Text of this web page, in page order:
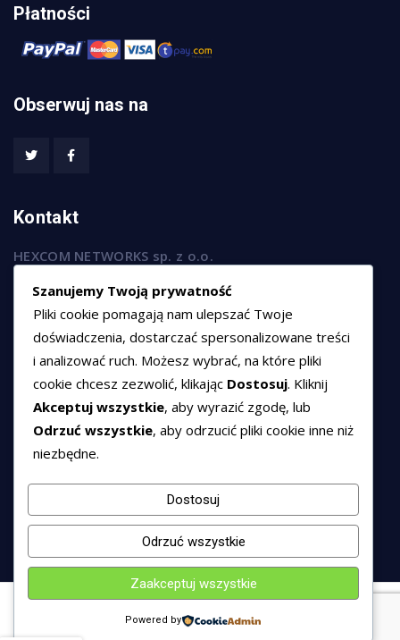
Płatności
Obserwuj nas na
Kontakt
HEXCOM NETWORKS sp. z o.o.
ul. Marsz. Józefa Piłsudskiego 74/320,
50-020 Wrocław
+48 789 594 102
sprzedaz@hexssl.pl
Dokumenty
Regulamin świadczenia usług
Polityka prywatności
Polityka cookies
© 2016 - 2026 HEXSSL - All rights reserved.
Szanujemy Twoją prywatność
Pliki cookie pomagają nam ulepszać Twoje
doświadczenia, dostarczać spersonalizowane treści
i analizować ruch. Możesz wybrać, na które pliki
cookie chcesz zezwolić, klikając Dostosuj. Kliknij
Akceptuj wszystkie, aby wyrazić zgodę, lub
Odrzuć wszystkie, aby odrzucić pliki cookie inne niż
niezbędne.
Dostosuj
Odrzuć wszystkie
Zaakceptuj wszystkie
Powered by